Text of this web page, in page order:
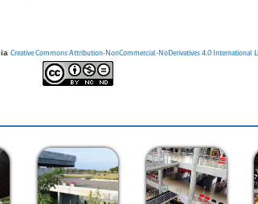
Creative Commons Attribution-NonCommercial-NoDerivatives 4.0 International